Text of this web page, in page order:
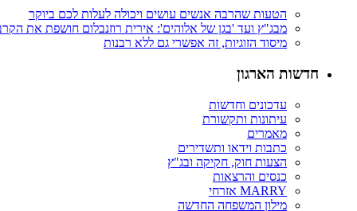
הטעות שהרבה אנשים עושים ויכולה לעלות לכם ביוקר
מבג"ץ ועד 'בגן של אלוהים': אירית רוזנבלום חושפת את
מיסוד הזוגיות, זה אפשרי גם ללא רבנות
חדשות הארגון
עדכונים וחדשות
עיתונות ותקשורת
מאמרים
כתבות וידאו ותשדירים
הצעות חוק, חקיקה ובג"ץ
כנסים והרצאות
MARRY אזרחי
מילון המשפחה החדשה